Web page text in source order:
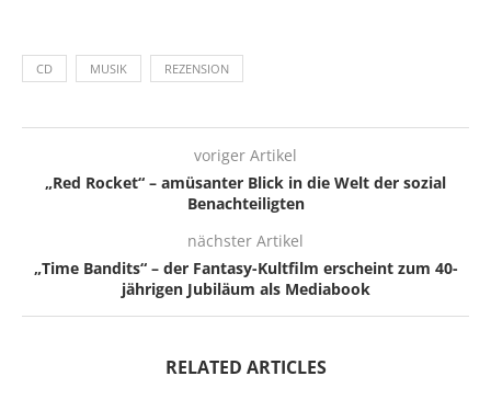
CD MUSIK REZENSION
voriger Artikel
„Red Rocket“ – amüsanter Blick in die Welt der sozial
Benachteiligten
nächster Artikel
„Time Bandits“ – der Fantasy-Kultfilm erscheint zum 40-
jährigen Jubiläum als Mediabook
RELATED ARTICLES